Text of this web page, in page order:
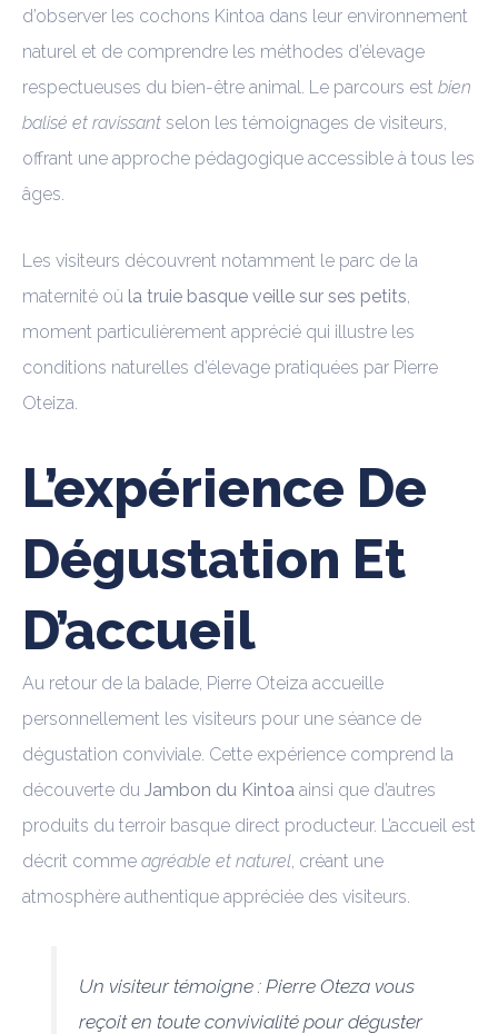
d’observer les cochons Kintoa dans leur environnement
naturel et de comprendre les méthodes d’élevage
respectueuses du bien-être animal. Le parcours est bien
balisé et ravissant selon les témoignages de visiteurs,
offrant une approche pédagogique accessible à tous les
âges.
Les visiteurs découvrent notamment le parc de la
maternité où la truie basque veille sur ses petits
moment particulièrement apprécié qui illustre les
conditions naturelles d’élevage pratiquées par Pierre
Oteiza.
L’expérience De
Dégustation Et
D’accueil
Au retour de la balade, Pierre Oteiza accueille
personnellement les visiteurs pour une séance de
dégustation conviviale. Cette expérience comprend la
découverte du Jambon du Kintoa ainsi que d’autres
produits du terroir basque direct producteur. L’accueil est
décrit comme agréable et naturel , créant une
atmosphère authentique appréciée des visiteurs.
Un visiteur témoigne :Pierre Oteza vous
reçoit en toute convivialité pour déguster